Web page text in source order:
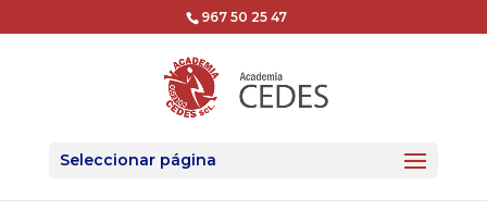
967 50 25 47
Seleccionar página